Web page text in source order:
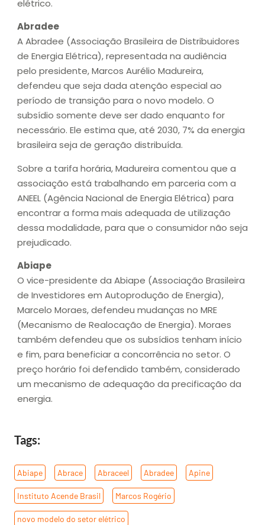
elétrico.
Abradee
A Abradee (Associação Brasileira de Distribuidores
de Energia Elétrica), representada na audiência
pelo presidente, Marcos Aurélio Madureira,
defendeu que seja dada atenção especial ao
período de transição para o novo modelo. O
subsídio somente deve ser dado enquanto for
necessário. Ele estima que, até 2030, 7% da energia
brasileira seja de geração distribuída.
Sobre a tarifa horária, Madureira comentou que a
associação está trabalhando em parceria com a
ANEEL (Agência Nacional de Energia Elétrica) para
encontrar a forma mais adequada de utilização
dessa modalidade, para que o consumidor não seja
prejudicado.
Abiape
O vice-presidente da Abiape (Associação Brasileira
de Investidores em Autoprodução de Energia),
Marcelo Moraes, defendeu mudanças no MRE
(Mecanismo de Realocação de Energia). Moraes
também defendeu que os subsídios tenham início
e fim, para beneficiar a concorrência no setor. O
preço horário foi defendido também, considerado
um mecanismo de adequação da precificação da
energia.
Tags:
Abiape Abrace Abraceel Abradee Apine
Instituto Acende Brasil Marcos Rogério
novo modelo do setor elétrico